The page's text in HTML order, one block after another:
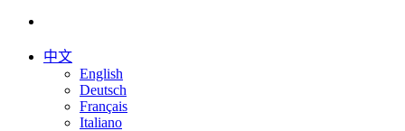
中文
English
Deutsch
Français
Italiano